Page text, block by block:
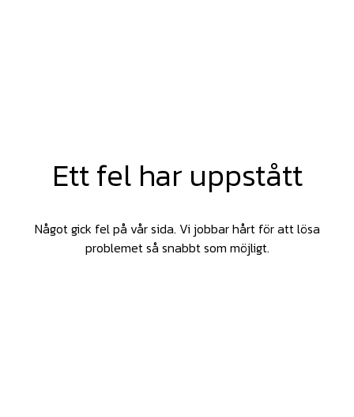
Ett fel har uppstått
Något gick fel på vår sida. Vi jobbar hårt för att lösa
problemet så snabbt som möjligt.